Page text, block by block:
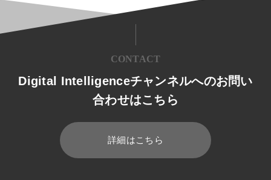
CONTACT
Digital Intelligenceチャンネルへのお問い
合わせはこちら
詳細はこちら